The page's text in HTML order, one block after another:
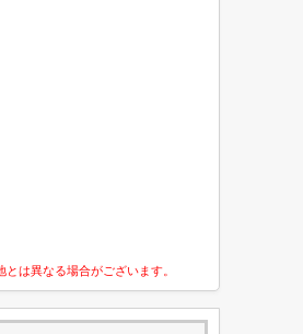
は異なる場合がございます。